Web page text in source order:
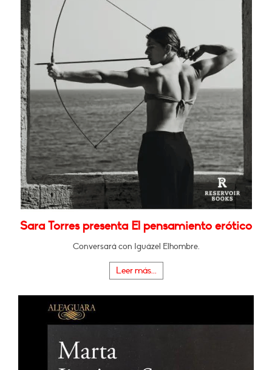
Sara Torres presenta El pensamiento erótico
Conversará con Iguázel Elhombre.
Leer más...